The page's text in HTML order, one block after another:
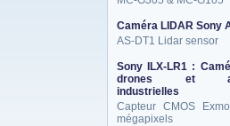
Caméra LIDAR Sony
AS-DT1 Lidar sensor
Sony ILX-LR1 :
drones et
industrielles
Capteur CMOS
mégapixels